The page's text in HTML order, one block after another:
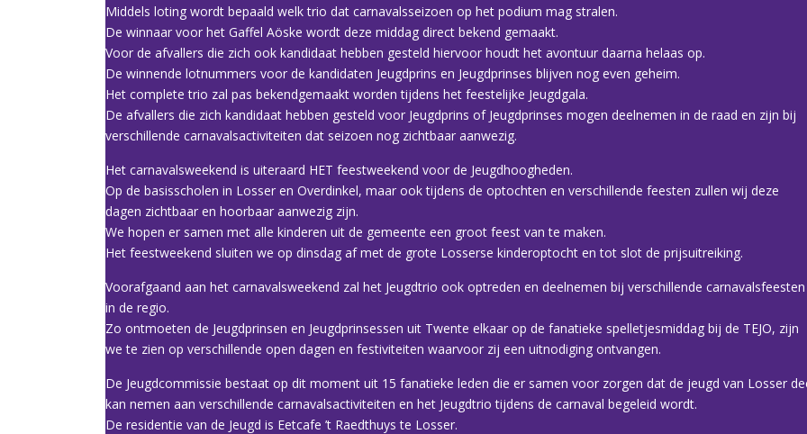
Middels loting wordt bepaald welk trio dat carnavalsseizoen op het podium mag stralen.
De winnaar voor het Gaffel Aöske wordt deze middag direct bekend gemaakt.
Voor de afvallers die zich ook kandidaat hebben gesteld hiervoor houdt het avontuur daarna helaas op.
De winnende lotnummers voor de kandidaten Jeugdprins en Jeugdprinses blijven nog even geheim.
Het complete trio zal pas bekendgemaakt worden tijdens het feestelijke Jeugdgala.
De afvallers die zich kandidaat hebben gesteld voor Jeugdprins of Jeugdprinses mogen deelnemen in de raad en zijn bij
verschillende carnavalsactiviteiten dat seizoen nog zichtbaar aanwezig.
Het carnavalsweekend is uiteraard HET feestweekend voor de Jeugdhoogheden.
Op de basisscholen in Losser en Overdinkel, maar ook tijdens de optochten en verschillende feesten zullen wij deze
dagen zichtbaar en hoorbaar aanwezig zijn.
We hopen er samen met alle kinderen uit de gemeente een groot feest van te maken.
Het feestweekend sluiten we op dinsdag af met de grote Losserse kinderoptocht en tot slot de prijsuitreiking.
Voorafgaand aan het carnavalsweekend zal het Jeugdtrio ook optreden en deelnemen bij verschillende carnavalsfeesten
in de regio.
Zo ontmoeten de Jeugdprinsen en Jeugdprinsessen uit Twente elkaar op de fanatieke spelletjesmiddag bij de TEJO, zijn
we te zien op verschillende open dagen en festiviteiten waarvoor zij een uitnodiging ontvangen.
De Jeugdcommissie bestaat op dit moment uit 15 fanatieke leden die er samen voor zorgen dat de jeugd van Losser
kan nemen aan verschillende carnavalsactiviteiten en het Jeugdtrio tijdens de carnaval begeleid wordt.
De residentie van de Jeugd is Eetcafe ’t Raedthuys te Losser.